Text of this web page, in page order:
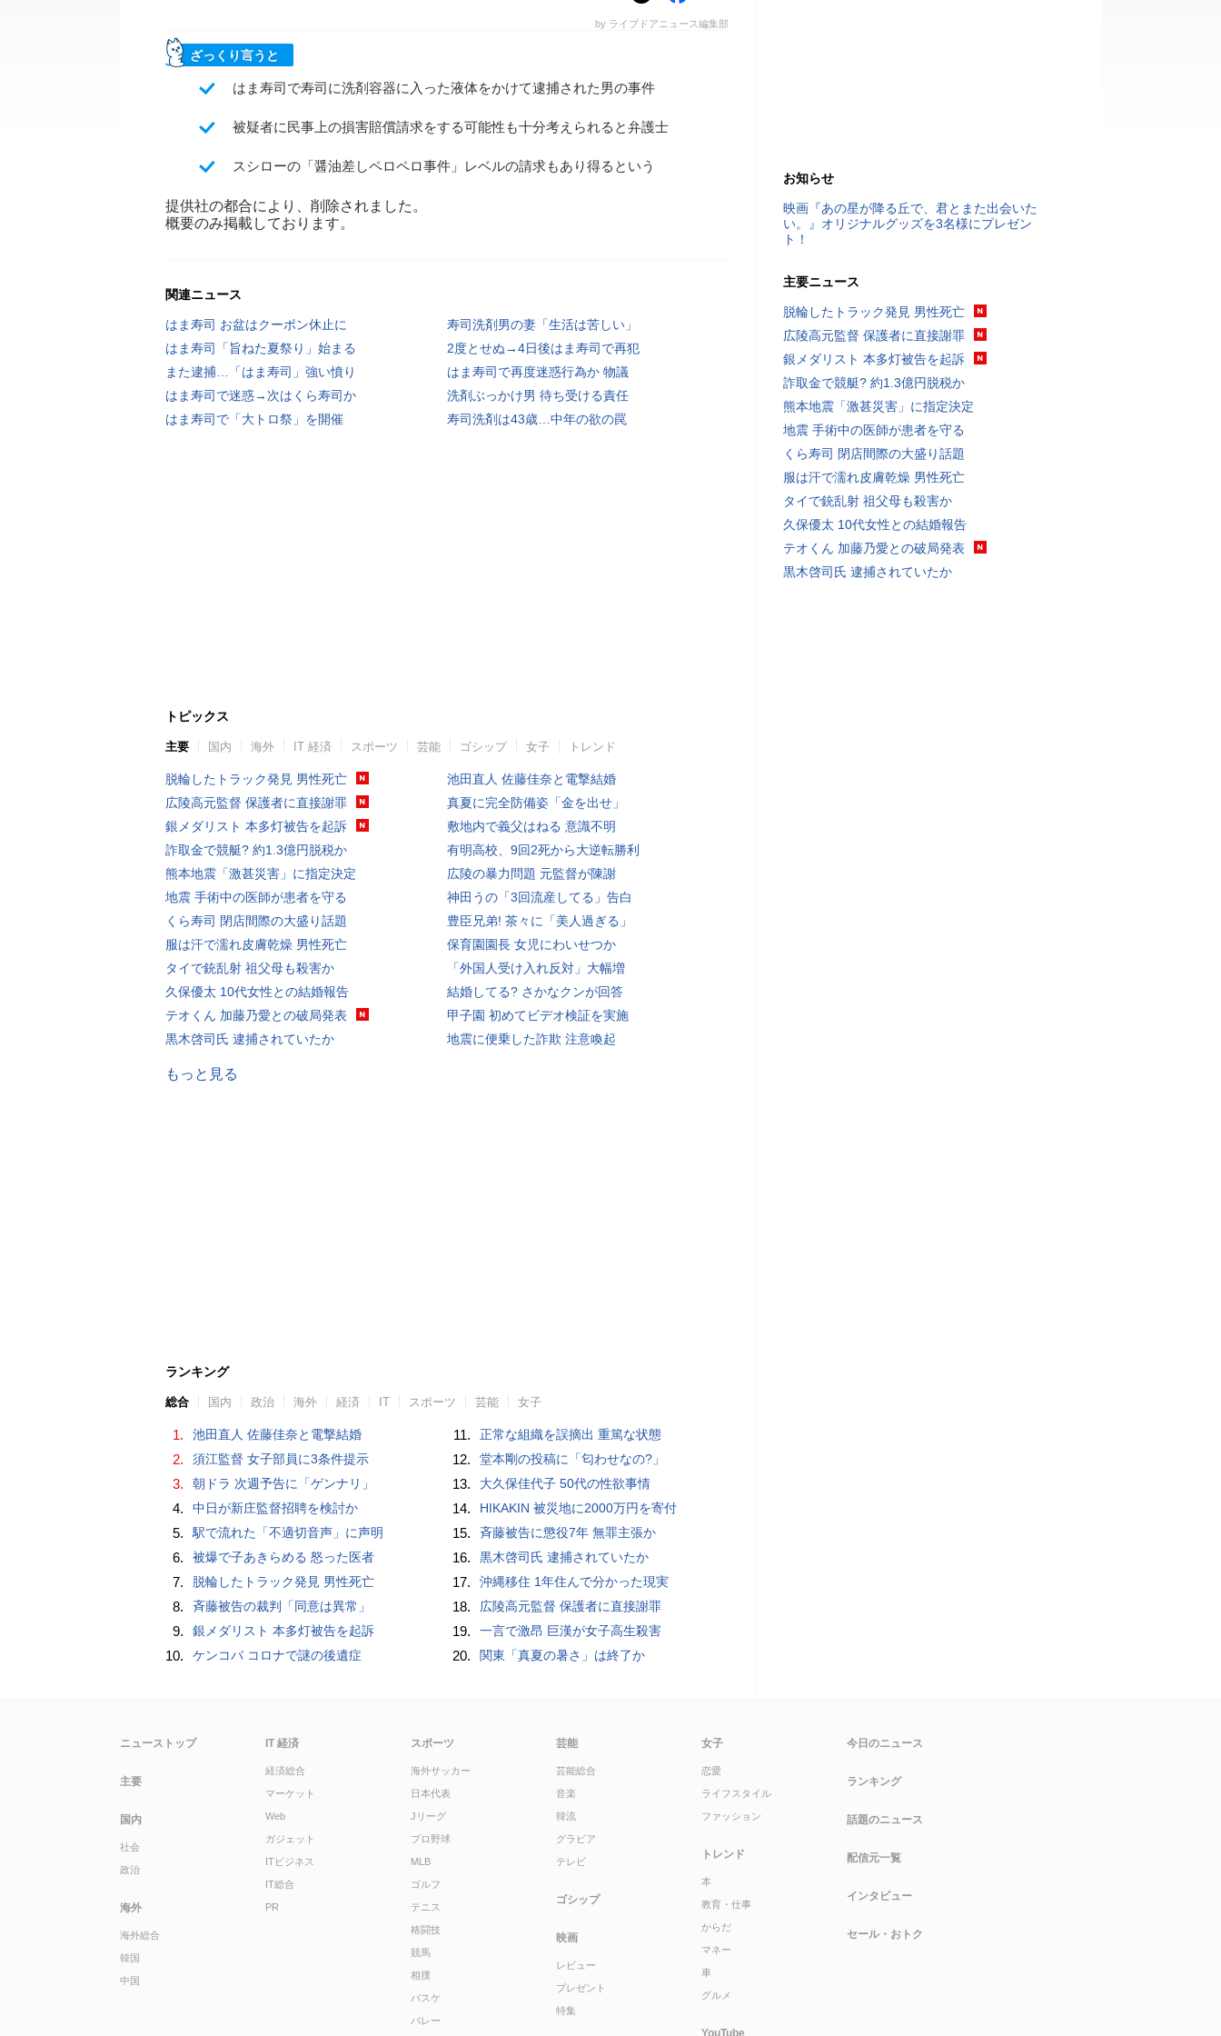
by ライブドアニュース編集部
ざっくり言うと
はま寿司で寿司に洗剤容器に入った液体をかけて逮捕された男の事件
被疑者に民事上の損害賠償請求をする可能性も十分考えられると弁護士
スシローの「醤油差しペロペロ事件」レベルの請求もあり得るという
提供社の都合により、削除されました。
概要のみ掲載しております。
関連ニュース
はま寿司 お盆はクーポン休止に
寿司洗剤男の妻「生活は苦しい」
はま寿司「旨ねた夏祭り」始まる
2度とせぬ→4日後はま寿司で再犯
また逮捕…「はま寿司」強い憤り
はま寿司で再度迷惑行為か 物議
はま寿司で迷惑→次はくら寿司か
洗剤ぶっかけ男 待ち受ける責任
はま寿司で「大トロ祭」を開催
寿司洗剤は43歳…中年の欲の罠
トピックス
主要 国内 海外 IT 経済 スポーツ 芸能 ゴシップ 女子 トレンド
脱輪したトラック発見 男性死亡
広陵高元監督 保護者に直接謝罪
銀メダリスト 本多灯被告を起訴
詐取金で競艇? 約1.3億円脱税か
熊本地震「激甚災害」に指定決定
地震 手術中の医師が患者を守る
くら寿司 閉店間際の大盛り話題
服は汗で濡れ皮膚乾燥 男性死亡
タイで銃乱射 祖父母も殺害か
久保優太 10代女性との結婚報告
テオくん 加藤乃愛との破局発表
黒木啓司氏 逮捕されていたか
池田直人 佐藤佳奈と電撃結婚
真夏に完全防備姿「金を出せ」
敷地内で義父はねる 意識不明
有明高校、9回2死から大逆転勝利
広陵の暴力問題 元監督が陳謝
神田うの「3回流産してる」告白
豊臣兄弟! 茶々に「美人過ぎる」
保育園園長 女児にわいせつか
「外国人受け入れ反対」大幅増
結婚してる? さかなクンが回答
甲子園 初めてビデオ検証を実施
地震に便乗した詐欺 注意喚起
もっと見る
ランキング
総合 国内 政治 海外 経済 IT スポーツ 芸能 女子
1. 池田直人 佐藤佳奈と電撃結婚
2. 須江監督 女子部員に3条件提示
3. 朝ドラ 次週予告に「ゲンナリ」
4. 中日が新庄監督招聘を検討か
5. 駅で流れた「不適切音声」に声明
6. 被爆で子あきらめる 怒った医者
7. 脱輪したトラック発見 男性死亡
8. 斉藤被告の裁判「同意は異常」
9. 銀メダリスト 本多灯被告を起訴
10. ケンコバ コロナで謎の後遺症
11. 正常な組織を誤摘出 重篤な状態
12. 堂本剛の投稿に「匂わせなの?」
13. 大久保佳代子 50代の性欲事情
14. HIKAKIN 被災地に2000万円を寄付
15. 斉藤被告に懲役7年 無罪主張か
16. 黒木啓司氏 逮捕されていたか
17. 沖縄移住 1年住んで分かった現実
18. 広陵高元監督 保護者に直接謝罪
19. 一言で激昂 巨漢が女子高生殺害
20. 関東「真夏の暑さ」は終了か
お知らせ
映画『あの星が降る丘で、君とまた出会いた
い。』オリジナルグッズを3名様にプレゼン
ト！
主要ニュース
脱輪したトラック発見 男性死亡
広陵高元監督 保護者に直接謝罪
銀メダリスト 本多灯被告を起訴
詐取金で競艇? 約1.3億円脱税か
熊本地震「激甚災害」に指定決定
地震 手術中の医師が患者を守る
くら寿司 閉店間際の大盛り話題
服は汗で濡れ皮膚乾燥 男性死亡
タイで銃乱射 祖父母も殺害か
久保優太 10代女性との結婚報告
テオくん 加藤乃愛との破局発表
黒木啓司氏 逮捕されていたか
ニューストップ
主要
国内
社会
政治
海外
海外総合
韓国
中国
IT 経済
経済総合
マーケット
Web
ガジェット
ITビジネス
IT総合
PR
スポーツ
海外サッカー
日本代表
Jリーグ
プロ野球
MLB
ゴルフ
テニス
格闘技
競馬
相撲
バスケ
バレー
芸能
芸能総合
音楽
韓流
グラビア
テレビ
ゴシップ
映画
レビュー
プレゼント
特集
女子
恋愛
ライフスタイル
ファッション
トレンド
本
教育・仕事
からだ
マネー
車
グルメ
YouTube
今日のニュース
ランキング
話題のニュース
配信元一覧
インタビュー
セール・おトク